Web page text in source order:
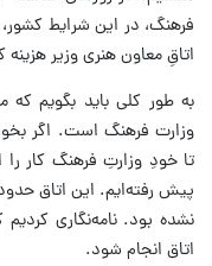
اتاقِ معاون هنری وزیر
به طور کلی باید بگویم که
وزارت فرهنگ است. اگر
تا خودِ وزارتِ فرهنگ کار
نشده بود. نامه‌نگاری
اتاق انجام شود.